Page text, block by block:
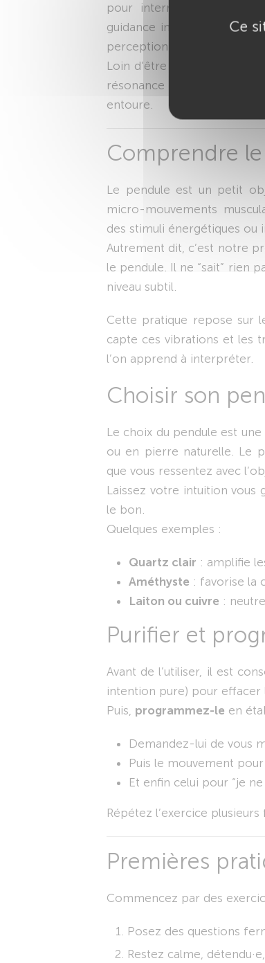
pour interroger
guidance intuitive. Que
perception sensible, le
Loin d’être un instrument
résonance entre le
entoure.
Comprendre
Le pendule est un petit
micro-mouvements
des stimuli énergétiques ou
Autrement dit, c’est notre
le pendule. Il ne “sait” rien
niveau subtil.
Cette pratique repose sur
capte ces vibrations et les
l’on apprend à interpréter.
Choisir son
Le choix du pendule est
ou en pierre naturelle. Le
que vous ressentez avec
Laissez votre intuition vous
le bon.
Quelques exemples :
Quartz clair : amplifie
Améthyste : favorise la
Laiton ou cuivre :
Purifier et
Avant de l’utiliser, il est
intention pure) pour effacer
Puis, programmez-le en
Demandez-lui de vous
Puis le mouvement pour
Et enfin celui pour “je
Répétez l’exercice
Premières
Commencez par des
Posez des questions
Restez calme,
Ce